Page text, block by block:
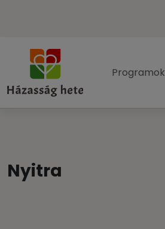
Programok
Nyitra